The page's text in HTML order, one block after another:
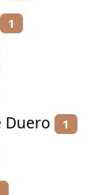
1
Duero 1